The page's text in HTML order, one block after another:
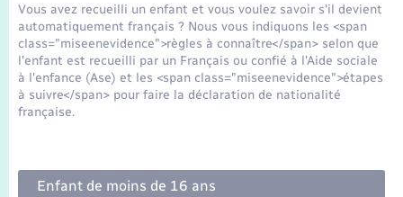
Vous avez recueilli un enfant et vous voulez savoir s'il devient
automatiquement français ? Nous vous indiquons les <span
class="miseenevidence">règles à connaître</span> selon que
l'enfant est recueilli par un Français ou confié à l'Aide sociale
à l'enfance (Ase) et les <span class="miseenevidence">étapes
à suivre</span> pour faire la déclaration de nationalité
française.
Enfant de moins de 16 ans